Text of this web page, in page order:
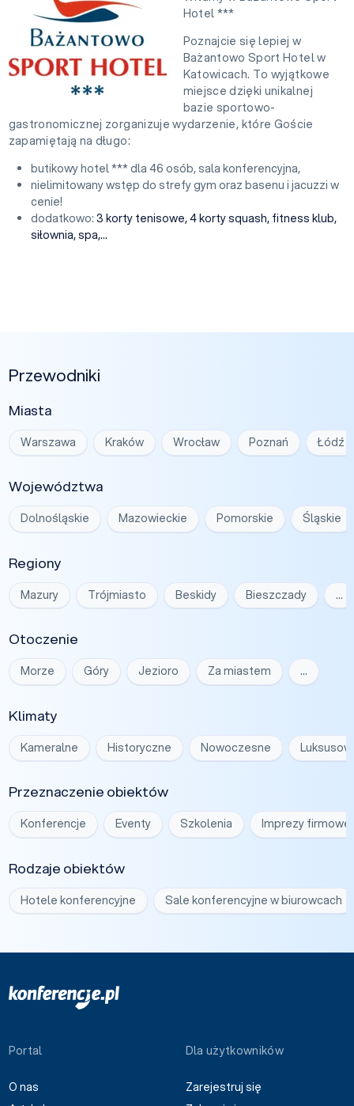
Hotel ***
Poznajcie się lepiej w
Bażantowo Sport Hotel w
Katowicach. To wyjątkowe
miejsce dzięki unikalnej
bazie sportowo-
gastronomicznej zorganizuje wydarzenie, które Goście
zapamiętają na długo:
butikowy hotel *** dla 46 osób, sala konferencyjna,
nielimitowany wstęp do strefy gym oraz basenu i jacuzzi w
cenie!
dodatkowo: 3 korty tenisowe, 4 korty squash, fitness klub,
siłownia, spa,...
Przewodniki
Miasta
Warszawa Kraków Wrocław Poznań Łódź
Województwa
Dolnośląskie Mazowieckie Pomorskie Śląskie
Regiony
Mazury Trójmiasto Beskidy Bieszczady …
Otoczenie
Morze Góry Jezioro Za miastem …
Klimaty
Kameralne Historyczne Nowoczesne
Przeznaczenie obiektów
Konferencje Eventy Szkolenia Imprezy firmowe
Rodzaje obiektów
Hotele konferencyjne Sale konferencyjne w biurowcach
Portal
O nas
Dla użytkowników
Zarejestruj się